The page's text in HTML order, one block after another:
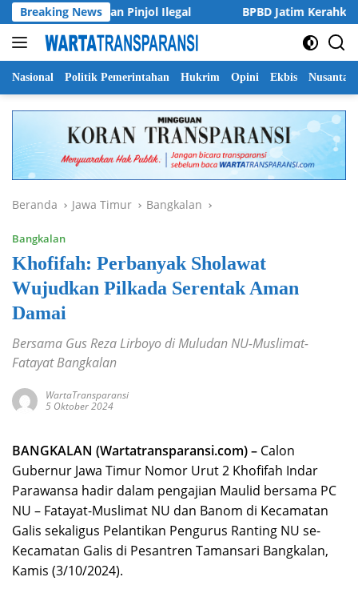
Langsung
ke
konten
Breaking News
Publik Lawan Pinjol Ilegal BPBD Jatim Kerahkan
Nasional Politik Pemerintahan Hukrim Opini Ekbis Nusantara
Beranda Jawa Timur Bangkalan
Bangkalan
Khofifah: Perbanyak Sholawat
Wujudkan Pilkada Serentak Aman
Damai
Bersama Gus Reza Lirboyo di Muludan NU-Muslimat-
Fatayat Bangkalan
WartaTransparansi
5 Oktober 2024
BANGKALAN (Wartatransparansi.com) – Calon
Gubernur Jawa Timur Nomor Urut 2 Khofifah Indar
Parawansa hadir dalam pengajian Maulid bersama PC
NU – Fatayat-Muslimat NU dan Banom di Kecamatan
Galis sekaligus Pelantikan Pengurus Ranting NU se-
Kecamatan Galis di Pesantren Tamansari Bangkalan,
Kamis (3/10/2024).